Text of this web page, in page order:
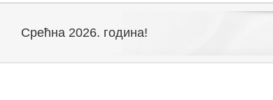
Срећна 2026. година!